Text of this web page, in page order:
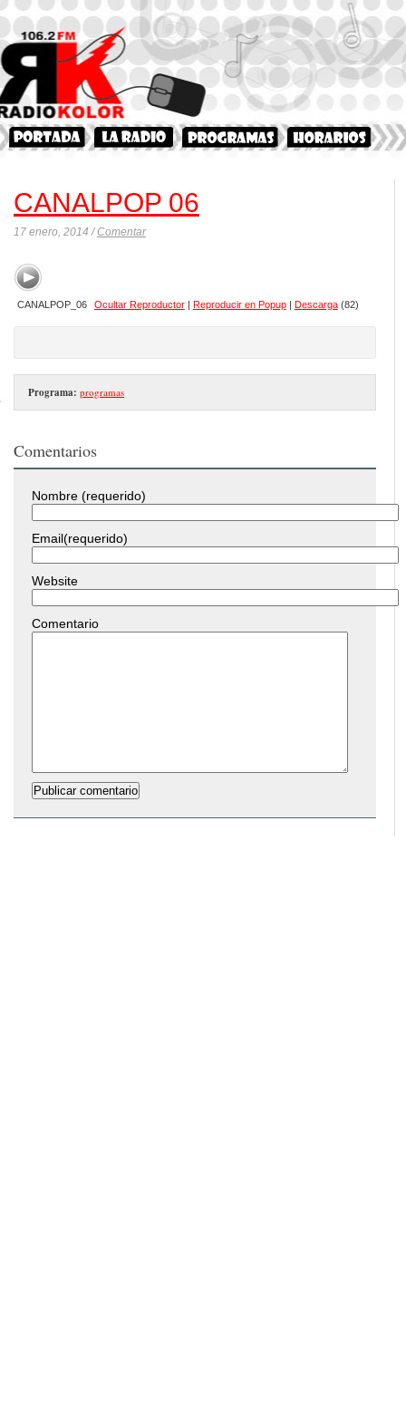
CANALPOP 06
17 enero, 2014 /Comentar
CANALPOP_06 Ocultar Reproductor| Reproducir en Popup| Descarga(82)
Programa: programas
Comentarios
Nombre (requerido)
Email(requerido)
Website
Comentario